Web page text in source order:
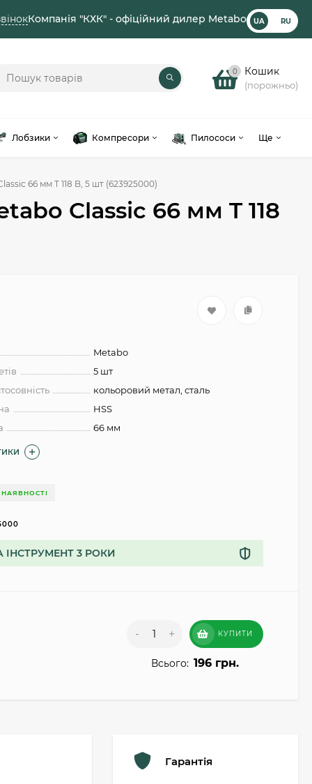
Компанія "КХК" - офіційний дилер Metabo UA RU
0 Кошик
(порожньо)
Лобзики Компресори Пилососи Ще
66 мм T 118 B, 5 шт (623925000)
Classic 66 мм T 118
Metabo
5 шт
кольоровий метал, сталь
HSS
66 мм
НАЯВНОСТІ
ІНСТРУМЕНТ 3 РОКИ
- + КУПИТИ
Всього: 196 грн.
Гарантія